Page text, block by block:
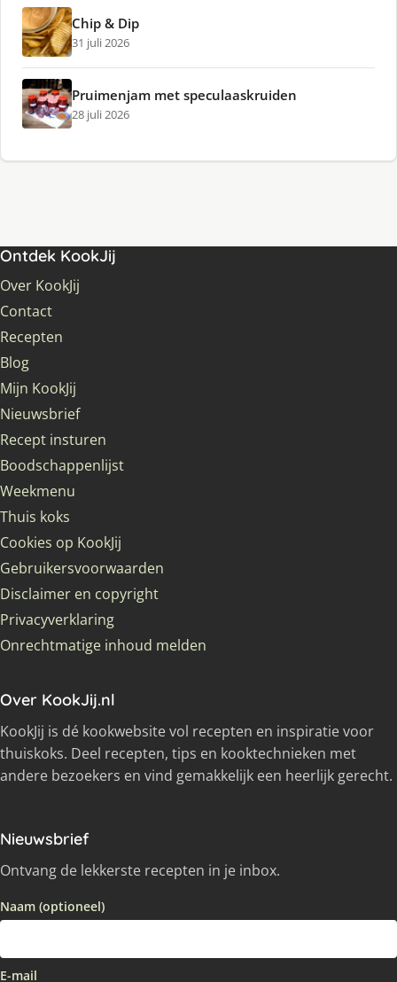
Chip & Dip
31 juli 2026
Pruimenjam met speculaaskruiden
28 juli 2026
Ontdek KookJij
Over KookJij
Contact
Recepten
Blog
Mijn KookJij
Nieuwsbrief
Recept insturen
Boodschappenlijst
Weekmenu
Thuis koks
Cookies op KookJij
Gebruikersvoorwaarden
Disclaimer en copyright
Privacyverklaring
Onrechtmatige inhoud melden
Over KookJij.nl
KookJij is dé kookwebsite vol recepten en inspiratie voor
thuiskoks. Deel recepten, tips en kooktechnieken met
andere bezoekers en vind gemakkelijk een heerlijk gerecht.
Nieuwsbrief
Ontvang de lekkerste recepten in je inbox.
Naam (optioneel)
E-mail